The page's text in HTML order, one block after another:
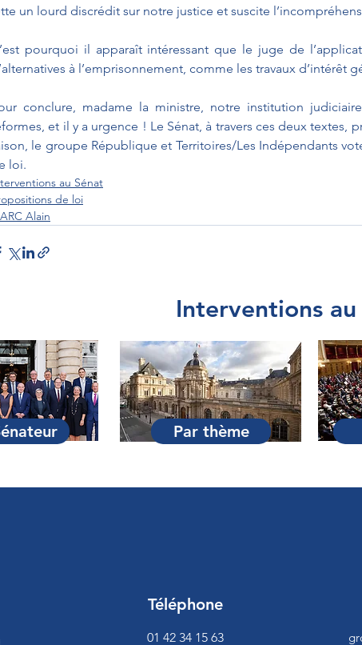
un lourd discrédit sur notre justice et suscite
pourquoi il apparaît intéressant que le juge de
à l’emprisonnement, comme les travaux d’intérêt
conclure, madame la ministre, notre institution
et il y a urgence ! Le Sénat, à travers ces deux textes,
le groupe République et Territoires/Les Indépendants
loi.
au Sénat
de loi
Alain
Interventions au
Par thème
Téléphone
01 42 34 15 63